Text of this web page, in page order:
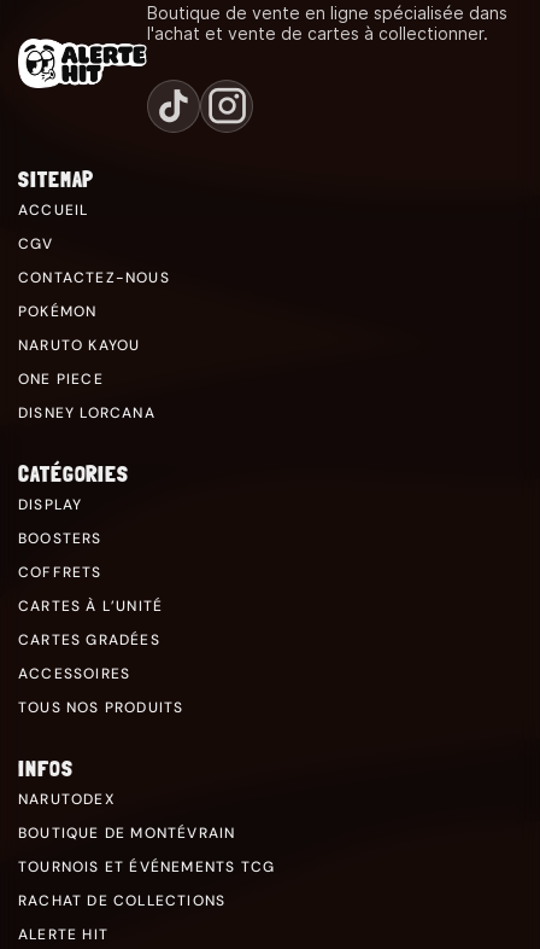
Boutique de vente en ligne spécialisée dans
l'achat et vente de cartes à collectionner.
SITEMAP
ACCUEIL
CGV
CONTACTEZ-NOUS
POKÉMON
NARUTO KAYOU
ONE PIECE
DISNEY LORCANA
CATÉGORIES
DISPLAY
BOOSTERS
COFFRETS
CARTES À L’UNITÉ
CARTES GRADÉES
ACCESSOIRES
TOUS NOS PRODUITS
INFOS
NARUTODEX
BOUTIQUE DE MONTÉVRAIN
TOURNOIS ET ÉVÉNEMENTS TCG
RACHAT DE COLLECTIONS
ALERTE HIT